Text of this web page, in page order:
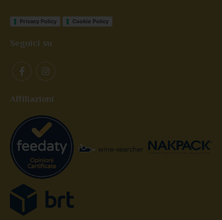
Privacy Policy Cookie Policy
Seguici su
Affiliazioni